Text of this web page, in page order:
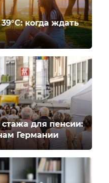
когда ждать
для пенсии:
Германии